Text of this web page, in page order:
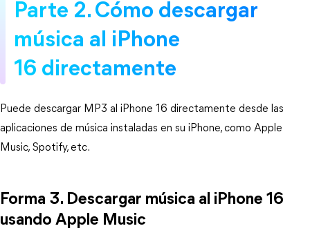
Parte 2. Cómo descargar
música al iPhone
16 directamente
Puede descargar MP3 al iPhone 16 directamente desde las
aplicaciones de música instaladas en su iPhone, como Apple
Music, Spotify, etc.
Forma 3. Descargar música al iPhone 16
usando Apple Music